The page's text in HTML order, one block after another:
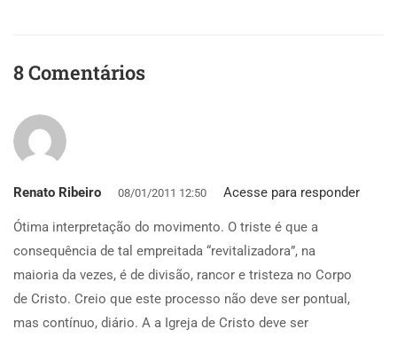
8 Comentários
Renato Ribeiro 08/01/2011 12:50 Acesse para responder
Ótima interpretação do movimento. O triste é que a
consequência de tal empreitada “revitalizadora”, na
maioria da vezes, é de divisão, rancor e tristeza no Corpo
de Cristo. Creio que este processo não deve ser pontual,
mas contínuo, diário. A a Igreja de Cristo deve ser